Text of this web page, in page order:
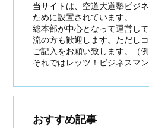
当サイトは、空道大道塾ビジ
ために設置されています。
総本部が中心となって運営し
流の方も歓迎します。ただし
ご記入をお願い致します。（
それではレッツ！ビジネスマ
おすすめ記事